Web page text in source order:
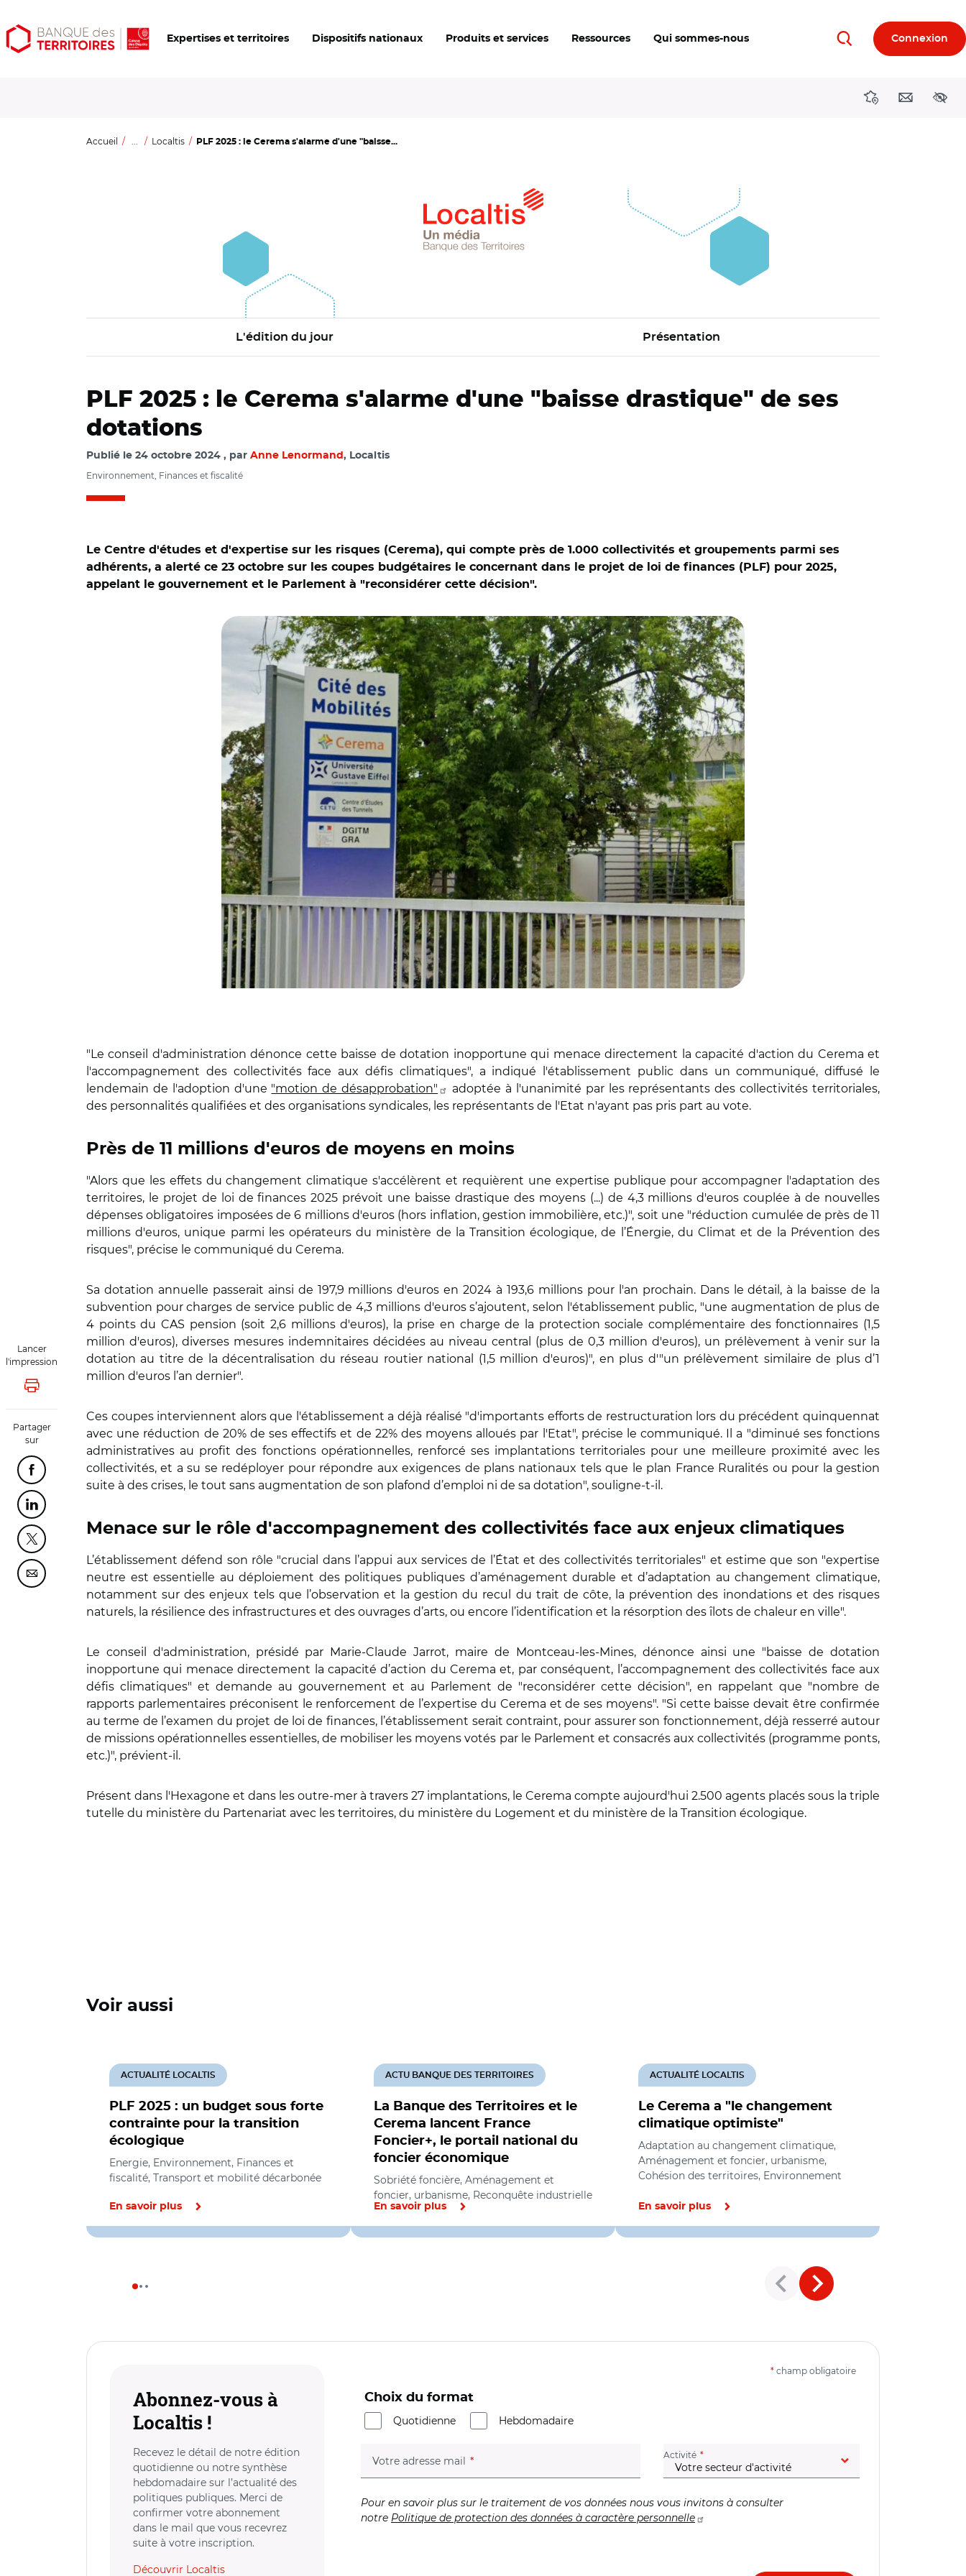
Aller
au
Aller
au
Ouvrir
les
Expertises et territoires Dispositifs nationaux Produits et services Ressources Qui sommes-nous RechercherConnexion
DirectionsContact
Accueil ... Localtis PLF 2025 : le Cerema s'alarme d'une "baisse...
L'édition du jour Présentation
Lancer
l'impression
Lancer l'impression
Partager
sur
Partager cette page sur Facebook
Partager cette page sur Linkedin
Partager cette page sur Twitter
Partager cette page sur Courriel
PLF 2025 : le Cerema s'alarme d'une "baisse drastique" de ses
dotations
Publié le 24 octobre 2024 par Anne Lenormand , Localtis
Environnement, Finances et fiscalité
Le Centre d'études et d'expertise sur les risques (Cerema), qui compte près de 1.000 collectivités et groupements parmi ses
adhérents, a alerté ce 23 octobre sur les coupes budgétaires le concernant dans le projet de loi de finances (PLF) pour 2025,
appelant le gouvernement et le Parlement à "reconsidérer cette décision".
"Le conseil d'administration dénonce cette baisse de dotation inopportune qui menace directement la capacité d'action du Cerema et
l'accompagnement des collectivités face aux défis climatiques", a indiqué l'établissement public dans un communiqué, diffusé le
lendemain de l'adoption d'une "motion de désapprobation"
adoptée à l'unanimité par les représentants des collectivités territoriales,
des personnalités qualifiées et des organisations syndicales, les représentants de l'Etat n'ayant pas pris part au vote.
Près de 11 millions d'euros de moyens en moins
"Alors que les effets du changement climatique s'accélèrent et requièrent une expertise publique pour accompagner l'adaptation des
territoires, le projet de loi de finances 2025 prévoit une baisse drastique des moyens (...) de 4,3 millions d'euros couplée à de nouvelles
dépenses obligatoires imposées de 6 millions d'euros (hors inflation, gestion immobilière, etc.)", soit une "réduction cumulée de près de 11
millions d'euros, unique parmi les opérateurs du ministère de la Transition écologique, de l’Énergie, du Climat et de la Prévention des
risques", précise le communiqué du Cerema.
Sa dotation annuelle passerait ainsi de 197,9 millions d'euros en 2024 à 193,6 millions pour l'an prochain. Dans le détail, à la baisse de la
subvention pour charges de service public de 4,3 millions d'euros s’ajoutent, selon l'établissement public, "une augmentation de plus de
4 points du CAS pension (soit 2,6 millions d'euros), la prise en charge de la protection sociale complémentaire des fonctionnaires (1,5
million d'euros), diverses mesures indemnitaires décidées au niveau central (plus de 0,3 million d'euros), un prélèvement à venir sur la
dotation au titre de la décentralisation du réseau routier national (1,5 million d'euros)", en plus d'"un prélèvement similaire de plus d’1
million d'euros l’an dernier".
Ces coupes interviennent alors que l'établissement a déjà réalisé "d'importants efforts de restructuration lors du précédent quinquennat
avec une réduction de 20% de ses effectifs et de 22% des moyens alloués par l'Etat", précise le communiqué. Il a "diminué ses fonctions
administratives au profit des fonctions opérationnelles, renforcé ses implantations territoriales pour une meilleure proximité avec les
collectivités, et a su se redéployer pour répondre aux exigences de plans nationaux tels que le plan France Ruralités ou pour la gestion
suite à des crises, le tout sans augmentation de son plafond d’emploi ni de sa dotation", souligne-t-il.
Menace sur le rôle d'accompagnement des collectivités face aux enjeux climatiques
L’établissement défend son rôle "crucial dans l’appui aux services de l’État et des collectivités territoriales" et estime que son "expertise
neutre est essentielle au déploiement des politiques publiques d’aménagement durable et d’adaptation au changement climatique,
notamment sur des enjeux tels que l’observation et la gestion du recul du trait de côte, la prévention des inondations et des risques
naturels, la résilience des infrastructures et des ouvrages d’arts, ou encore l’identification et la résorption des îlots de chaleur en ville".
Le conseil d'administration, présidé par Marie-Claude Jarrot, maire de Montceau-les-Mines, dénonce ainsi une "baisse de dotation
inopportune qui menace directement la capacité d’action du Cerema et, par conséquent, l’accompagnement des collectivités face aux
défis climatiques" et demande au gouvernement et au Parlement de "reconsidérer cette décision", en rappelant que "nombre de
rapports parlementaires préconisent le renforcement de l’expertise du Cerema et de ses moyens". "Si cette baisse devait être confirmée
au terme de l’examen du projet de loi de finances, l’établissement serait contraint, pour assurer son fonctionnement, déjà resserré autour
de missions opérationnelles essentielles, de mobiliser les moyens votés par le Parlement et consacrés aux collectivités (programme ponts,
etc.)", prévient-il.
Présent dans l'Hexagone et dans les outre-mer à travers 27 implantations, le Cerema compte aujourd'hui 2.500 agents placés sous la triple
tutelle du ministère du Partenariat avec les territoires, du ministère du Logement et du ministère de la Transition écologique.
Voir aussi
PLF 2025 : un budget sous forte
contrainte pour la transition
écologique
ACTUALITÉ LOCALTIS
Energie, Environnement, Finances et
fiscalité, Transport et mobilité décarbonée
En savoir plus
La Banque des Territoires et le
Cerema lancent France
Foncier+, le portail national du
foncier économique
ACTU BANQUE DES TERRITOIRES
Sobriété foncière, Aménagement et
foncier, urbanisme, Reconquête industrielle
En savoir plus
Le Cerema a "le changement
climatique optimiste"
ACTUALITÉ LOCALTIS
Adaptation au changement climatique,
Aménagement et foncier, urbanisme,
Cohésion des territoires, Environnement
En savoir plus
Abonnez-vous à
Localtis !
Recevez le détail de notre édition
quotidienne ou notre synthèse
hebdomadaire sur l’actualité des
politiques publiques. Merci de
confirmer votre abonnement
dans le mail que vous recevrez
suite à votre inscription.
Découvrir Localtis
* champ obligatoire
Choix du format
Quotidienne
Hebdomadaire
Votre adresse mail (champ obligatoire) Activité (champ obligatoire)
Pour en savoir plus sur le traitement de vos données nous vous invitons à consulter
notre Politique de protection des données à caractère personnelle